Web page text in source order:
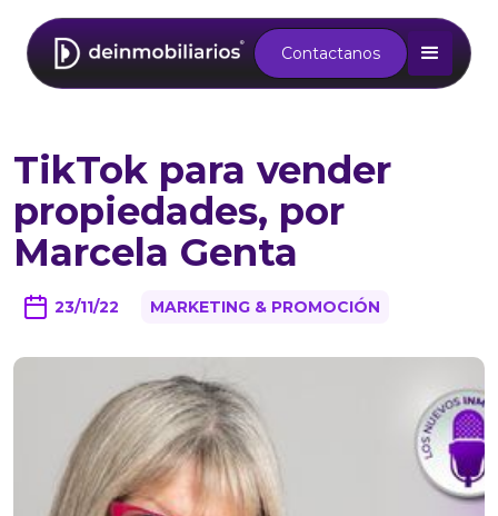
TikTok para vender
propiedades, por
Marcela Genta
23/11/22 MARKETING & PROMOCIÓN
Contactanos